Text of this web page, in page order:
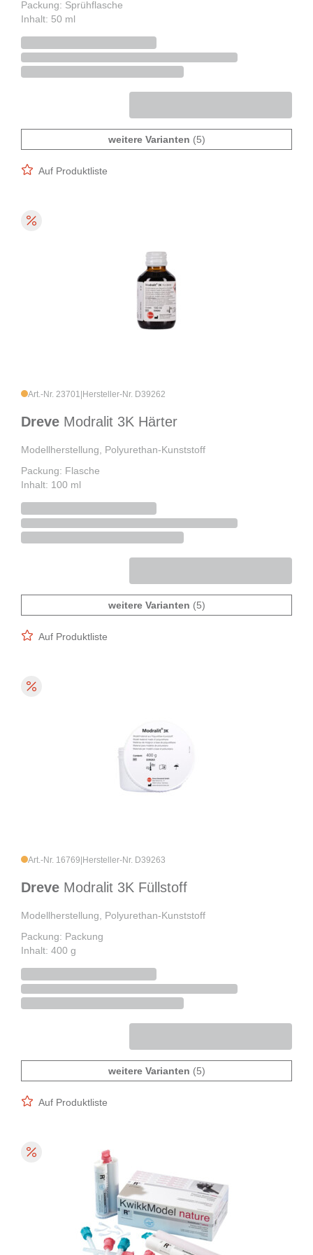
Packung: Sprühflasche
Inhalt: 50 ml
weitere Varianten (5)
Auf Produktliste
Art.-Nr. 23701 Hersteller-Nr. D39262
Dreve Modralit 3K Härter
Modellherstellung, Polyurethan-Kunststoff
Packung: Flasche
Inhalt: 100 ml
weitere Varianten (5)
Auf Produktliste
Art.-Nr. 16769 Hersteller-Nr. D39263
Dreve Modralit 3K Füllstoff
Modellherstellung, Polyurethan-Kunststoff
Packung: Packung
Inhalt: 400 g
weitere Varianten (5)
Auf Produktliste